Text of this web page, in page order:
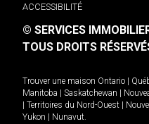
ACCESSIBILITÉ
© SERVICES
TOUS DROITS
Trouver une maison Ontario
Manitoba
Saskatchewan
Territoires du Nord-Ouest
Yukon
Nunavut.